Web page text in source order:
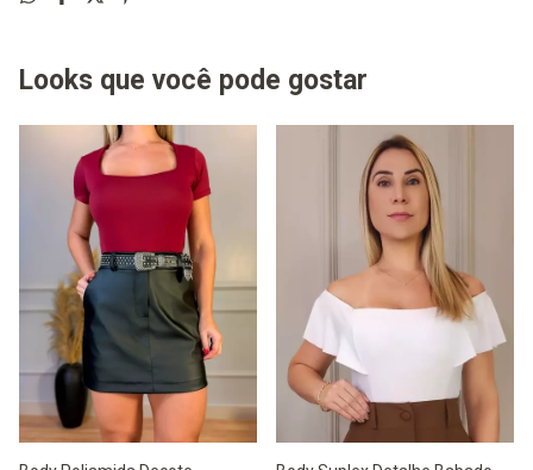
Looks que você pode gostar